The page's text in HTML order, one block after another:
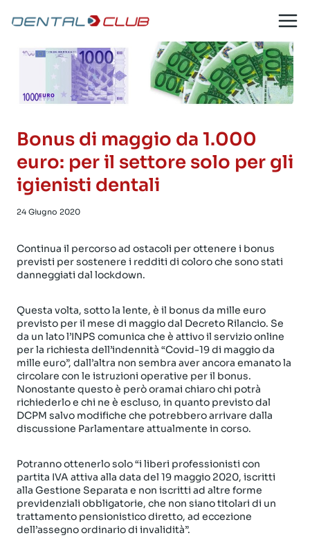
Bonus di maggio da 1.000
euro: per il settore solo per gli
igienisti dentali
24 Giugno 2020
Continua il percorso ad ostacoli per ottenere i bonus
previsti per sostenere i redditi di coloro che sono stati
danneggiati dal lockdown.
Questa volta, sotto la lente, è il bonus da mille euro
previsto per il mese di maggio dal Decreto Rilancio. Se
da un lato l’INPS comunica che è attivo il servizio online
per la richiesta dell’indennità “Covid-19 di maggio da
mille euro”, dall’altra non sembra aver ancora emanato la
circolare con le istruzioni operative per il bonus.
Nonostante questo è però oramai chiaro chi potrà
richiederlo e chi ne è escluso, in quanto previsto dal
DCPM salvo modifiche che potrebbero arrivare dalla
discussione Parlamentare attualmente in corso.
Potranno ottenerlo solo “i liberi professionisti con
partita IVA attiva alla data del 19 maggio 2020, iscritti
alla Gestione Separata e non iscritti ad altre forme
previdenziali obbligatorie, che non siano titolari di un
trattamento pensionistico diretto, ad eccezione
dell’assegno ordinario di invalidità”.